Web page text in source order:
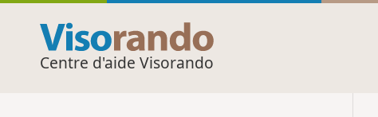
Centre d'aide Visorando